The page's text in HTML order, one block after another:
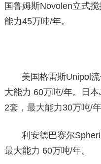
国鲁姆斯Novolen立式
能力45万吨/年。
美国格雷斯Unipol
大能力 60万吨/年。日
2套，最大能力30万吨/年
利安德巴赛尔
最大能力 60万吨/年。